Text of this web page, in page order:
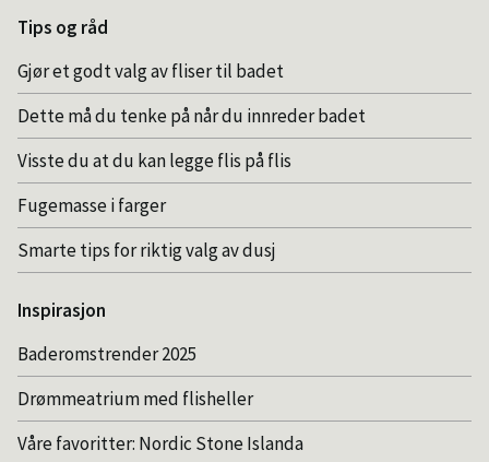
Tips og råd
Gjør et godt valg av fliser til badet
Dette må du tenke på når du innreder badet
Visste du at du kan legge flis på flis
Fugemasse i farger
Smarte tips for riktig valg av dusj
Inspirasjon
Baderomstrender 2025
Drømmeatrium med flisheller
Våre favoritter: Nordic Stone Islanda